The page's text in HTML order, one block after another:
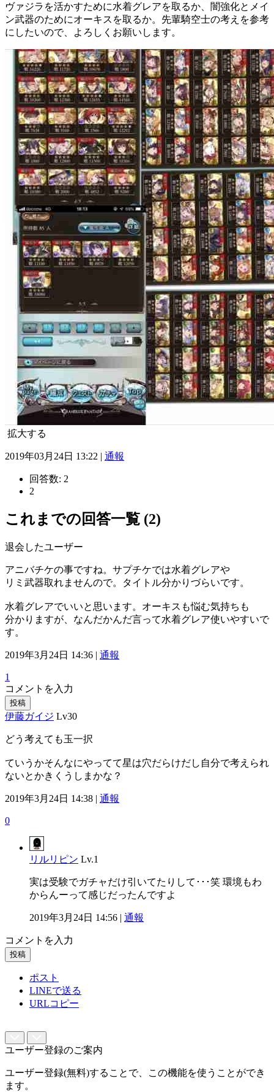
ヴァジラを活かすために水着グレアを取るか、闇強化とメイ
ン武器のためにオーキスを取るか。先輩騎空士の考えを参考
にしたいので、よろしくお願いします。
拡大する
2019年03月24日 13:22 | 通報
回答数: 2
2
これまでの回答一覧 (2)
退会したユーザー
アニバチケの事ですね。サプチケでは水着グレアや
リミ武器取れませんので。タイトル分かりづらいです。
水着グレアでいいと思います。オーキスも悩む気持ちも
分かりますが、なんだかんだ言って水着グレア使いやすいで
す。
2019年3月24日 14:36 | 通報
1
コメントを入力
投稿
伊藤ガイジ Lv30
どう考えても玉一択
ていうかそんなにやってて星は穴だらけだし自分で考えられ
ないとかきくうしまかな？
2019年3月24日 14:38 | 通報
0
リルリピン Lv.1
実は受験でガチャだけ引いてたりして･･･笑 環境もわ
からんーって感じだったんですよ
2019年3月24日 14:56 | 通報
コメントを入力
投稿
ポスト
LINEで送る
URLコピー
ユーザー登録のご案内
ユーザー登録(無料)することで、この機能を使うことができ
ます。